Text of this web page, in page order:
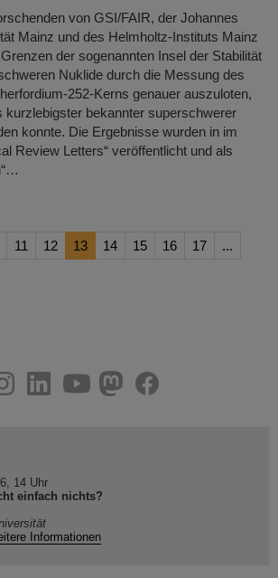
von GSI/FAIR, der Johannes
Mainz und des Helmholtz-Instituts Mainz
der sogenannten Insel der Stabilität
Nuklide durch die Messung des
252-Kerns genauer auszuloten,
kurzlebigster bekannter superschwerer
konnte. Die Ergebnisse wurden in im
Review Letters“ veröffentlicht und als
11 12 13 14 15 16 17
...
facebook
14 Uhr
einfach nichts?
Informationen